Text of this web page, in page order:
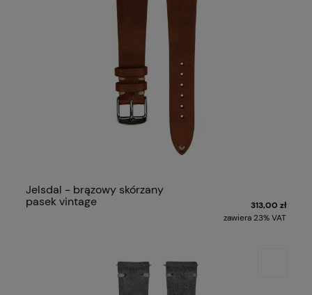
Jelsdal - brązowy skórzany
pasek vintage
313,00 zł
zawiera 23% VAT